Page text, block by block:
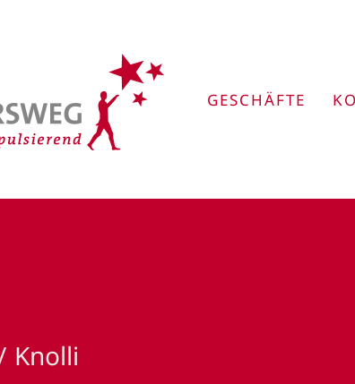
GESCHÄFTE
Knolli